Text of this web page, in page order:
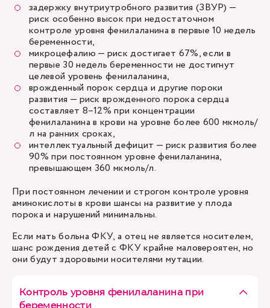
задержку внутриутробного развития (ЗВУР) —
риск особенно высок при недостаточном
контроле уровня фенилаланина в первые 10 недель
беременности,
микроцефалию — риск достигает 67%, если в
первые 30 недель беременности не достигнут
целевой уровень фенилаланина,
врожденный порок сердца и другие пороки
развития — риск врожденного порока сердца
составляет 8–12% при концентрации
фенилаланина в крови на уровне более 600 мкмоль/
л на ранних сроках,
интеллектуальный дефицит — риск развития более
90% при постоянном уровне фенилаланина,
превышающем 360 мкмоль/л.
При постоянном лечении и строгом контроле уровня
аминокислоты в крови шансы на развитие у плода
порока и нарушений минимальны.
Если мать больна ФКУ, а отец не является носителем,
шанс рождения детей с ФКУ крайне маловероятен, но
они будут здоровыми носителями мутации.
Контроль уровня фенилаланина при
беременности